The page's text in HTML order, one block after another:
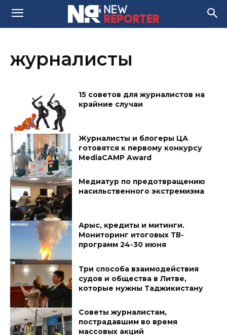
журналисты
15 советов для журналистов на
крайние случаи
Журналисты и блогеры ЦА
готовятся к первому конкурсу
MediaCAMP Award
Медиатур по предотвращению
насильственного экстремизма
Арыс, кредиты и митинги.
Мониторинг итоговых ТВ-
программ 24-30 июня
Три способа взаимодействия
судов и общества в Литве,
которые нужны Таджикистану
Советы журналистам,
пострадавшим во время
массовых акций